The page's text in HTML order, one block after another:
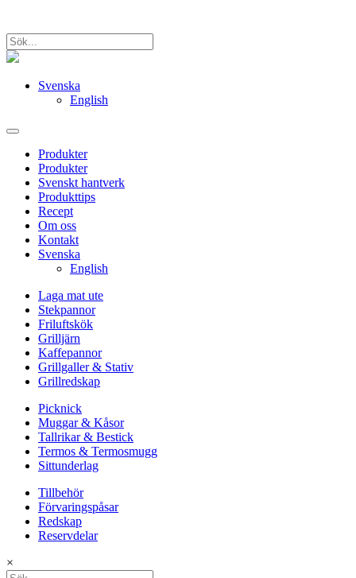
Svenska
English
Produkter
Produkter
Svenskt hantverk
Produkttips
Recept
Om oss
Kontakt
Svenska
English
Laga mat ute
Stekpannor
Friluftskök
Grilljärn
Kaffepannor
Grillgaller & Stativ
Grillredskap
Picknick
Muggar & Kåsor
Tallrikar & Bestick
Termos & Termosmugg
Sittunderlag
Tillbehör
Förvaringspåsar
Redskap
Reservdelar
×